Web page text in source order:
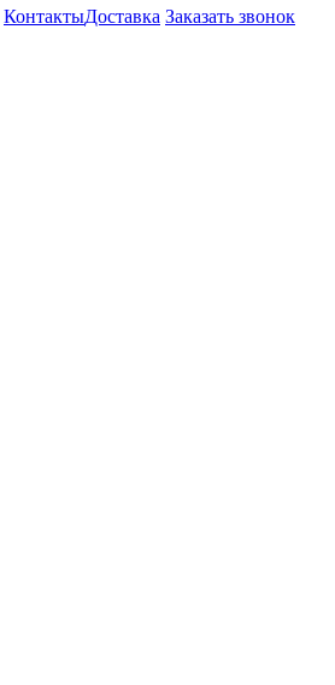
КонтактыДоставка Заказать звонок